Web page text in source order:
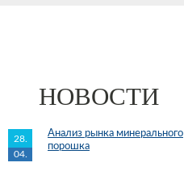
НОВОСТИ
28.
04.
Анализ рынка минерального
порошка